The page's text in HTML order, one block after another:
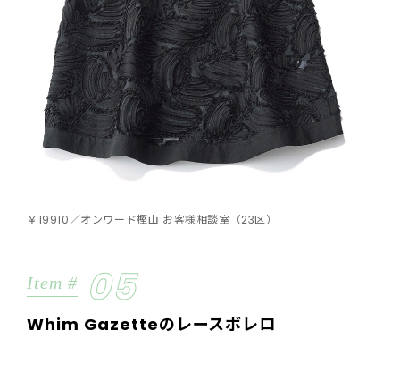
￥19910／オンワード樫山 お客様相談室（23区）
Item # 05
Whim Gazetteのレースボレロ